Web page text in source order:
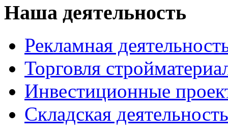
Наша деятельность
Рекламная
Торговля
Инвестиционные
Складская деятельность